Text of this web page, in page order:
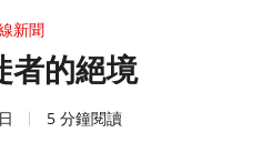
新聞
者的絕境
5 分鐘閱讀